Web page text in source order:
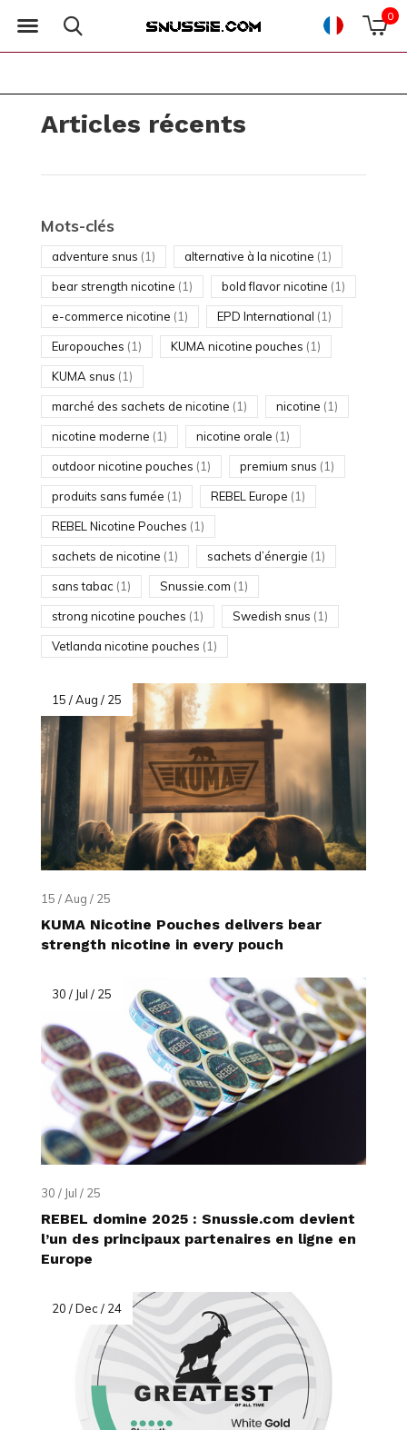
0
Articles récents
Mots-clés
adventure snus (1) alternative à la nicotine (1)
bear strength nicotine (1) bold flavor nicotine (1)
e-commerce nicotine (1) EPD International (1)
Europouches (1) KUMA nicotine pouches (1)
KUMA snus (1)
marché des sachets de nicotine (1) nicotine (1)
nicotine moderne (1) nicotine orale (1)
outdoor nicotine pouches (1) premium snus (1)
produits sans fumée (1) REBEL Europe (1)
REBEL Nicotine Pouches (1)
sachets de nicotine (1) sachets d’énergie (1)
sans tabac (1) Snussie.com (1)
strong nicotine pouches (1) Swedish snus (1)
Vetlanda nicotine pouches (1)
15 / Aug / 25
15 / Aug / 25
KUMA Nicotine Pouches delivers bear
strength nicotine in every pouch
30 / Jul / 25
30 / Jul / 25
REBEL domine 2025 : Snussie.com devient
l’un des principaux partenaires en ligne en
Europe
20 / Dec / 24